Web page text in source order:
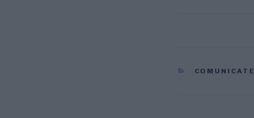
CATEGORII
COMUNICATE